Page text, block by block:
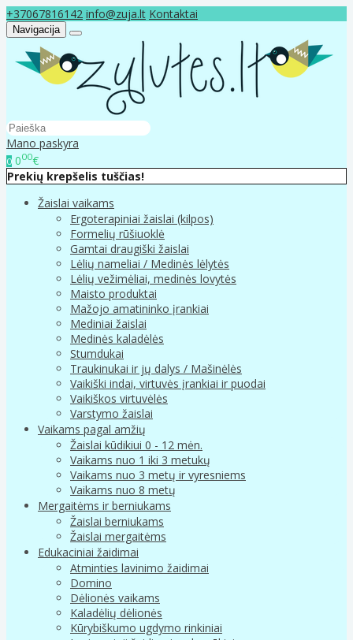
+37067816142 info@zuja.lt Kontaktai
Navigacija
Mano paskyra
0 000€
Prekių krepšelis tuščias!
Žaislai vaikams
Ergoterapiniai žaislai (kilpos)
Formelių rūšiuoklė
Gamtai draugiški žaislai
Lėlių nameliai / Medinės lėlytės
Lėlių vežimėliai, medinės lovytės
Maisto produktai
Mažojo amatininko įrankiai
Mediniai žaislai
Medinės kaladėlės
Stumdukai
Traukinukai ir jų dalys / Mašinėlės
Vaikiški indai, virtuvės įrankiai ir puodai
Vaikiškos virtuvėlės
Varstymo žaislai
Vaikams pagal amžių
Žaislai kūdikiui 0 - 12 mėn.
Vaikams nuo 1 iki 3 metukų
Vaikams nuo 3 metų ir vyresniems
Vaikams nuo 8 metų
Mergaitėms ir berniukams
Žaislai berniukams
Žaislai mergaitėms
Edukaciniai žaidimai
Atminties lavinimo žaidimai
Domino
Dėlionės vaikams
Kaladėlių dėlionės
Kūrybiškumo ugdymo rinkiniai